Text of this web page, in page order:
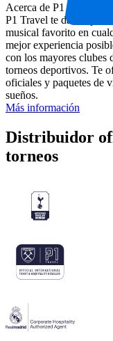
Acerca de P1 Travel
P1 Travel te da la
musical favorito en
mejor experiencia
con los mayores clubes
torneos deportivos. Te
oficiales y paquetes de
sueños.
Más información
Distribuidor
torneos